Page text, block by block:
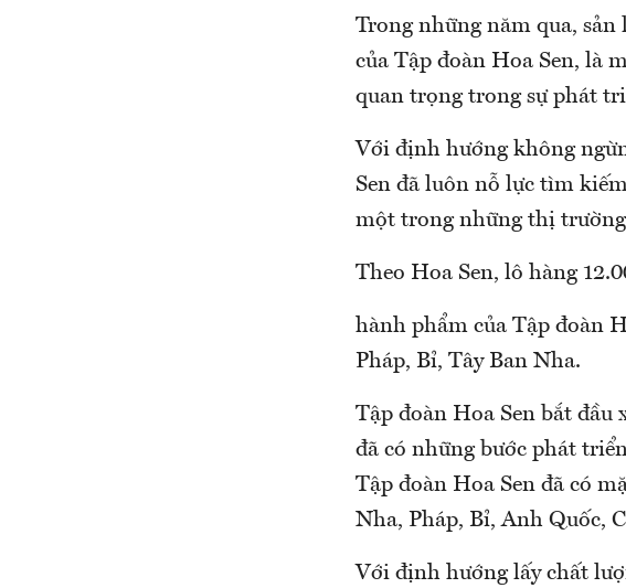
Trong những năm qua,
của Tập đoàn Hoa Sen, là
quan trọng trong sự phát
Với định hướng không
Sen đã luôn nỗ lực tìm
một trong những thị
Theo Hoa Sen, lô hàng
hành phẩm của Tập đoàn
Pháp, Bỉ, Tây Ban Nha.
Tập đoàn Hoa Sen bắt
đã có những bước phát
Tập đoàn Hoa Sen đã có
Nha, Pháp, Bỉ, Anh Quốc,
Với định hướng lấy chất